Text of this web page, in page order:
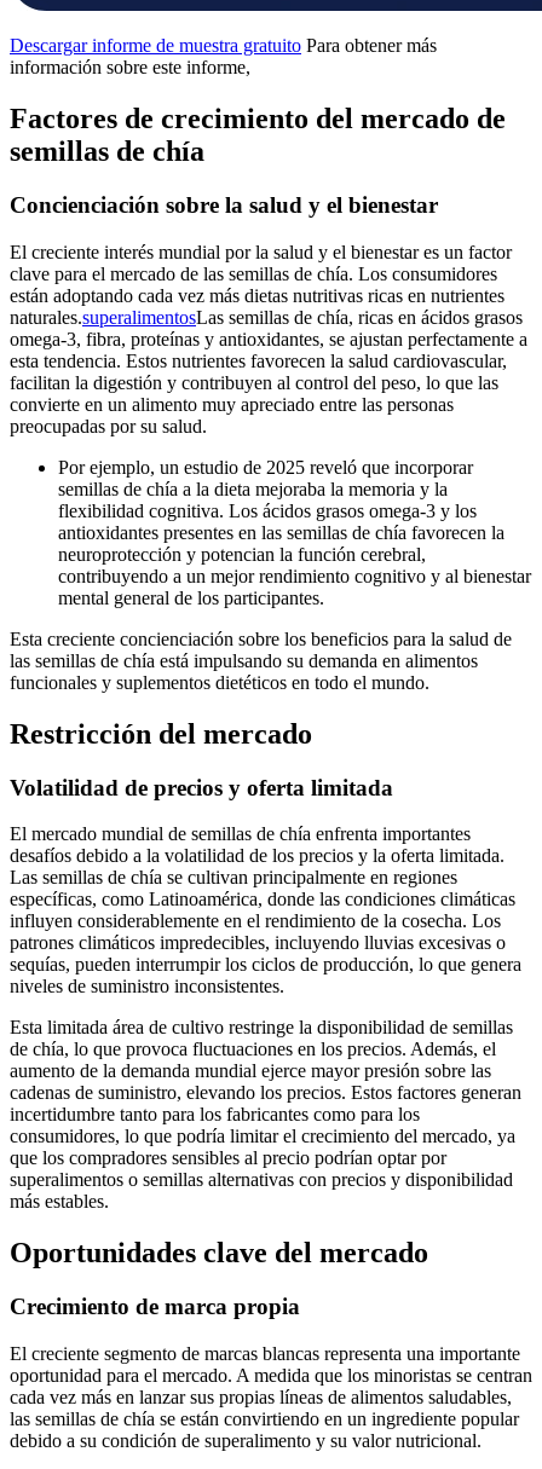
Descargar informe de muestra gratuito Para obtener más
información sobre este informe,
Factores de crecimiento del mercado de
semillas de chía
Concienciación sobre la salud y el bienestar
El creciente interés mundial por la salud y el bienestar es un factor
clave para el mercado de las semillas de chía. Los consumidores
están adoptando cada vez más dietas nutritivas ricas en nutrientes
naturales.superalimentosLas semillas de chía, ricas en ácidos grasos
omega-3, fibra, proteínas y antioxidantes, se ajustan perfectamente a
esta tendencia. Estos nutrientes favorecen la salud cardiovascular,
facilitan la digestión y contribuyen al control del peso, lo que las
convierte en un alimento muy apreciado entre las personas
preocupadas por su salud.
Por ejemplo, un estudio de 2025 reveló que incorporar
semillas de chía a la dieta mejoraba la memoria y la
flexibilidad cognitiva. Los ácidos grasos omega-3 y los
antioxidantes presentes en las semillas de chía favorecen la
neuroprotección y potencian la función cerebral,
contribuyendo a un mejor rendimiento cognitivo y al bienestar
mental general de los participantes.
Esta creciente concienciación sobre los beneficios para la salud de
las semillas de chía está impulsando su demanda en alimentos
funcionales y suplementos dietéticos en todo el mundo.
Restricción del mercado
Volatilidad de precios y oferta limitada
El mercado mundial de semillas de chía enfrenta importantes
desafíos debido a la volatilidad de los precios y la oferta limitada.
Las semillas de chía se cultivan principalmente en regiones
específicas, como Latinoamérica, donde las condiciones climáticas
influyen considerablemente en el rendimiento de la cosecha. Los
patrones climáticos impredecibles, incluyendo lluvias excesivas o
sequías, pueden interrumpir los ciclos de producción, lo que genera
niveles de suministro inconsistentes.
Esta limitada área de cultivo restringe la disponibilidad de semillas
de chía, lo que provoca fluctuaciones en los precios. Además, el
aumento de la demanda mundial ejerce mayor presión sobre las
cadenas de suministro, elevando los precios. Estos factores generan
incertidumbre tanto para los fabricantes como para los
consumidores, lo que podría limitar el crecimiento del mercado, ya
que los compradores sensibles al precio podrían optar por
superalimentos o semillas alternativas con precios y disponibilidad
más estables.
Oportunidades clave del mercado
Crecimiento de marca propia
El creciente segmento de marcas blancas representa una importante
oportunidad para el mercado. A medida que los minoristas se centran
cada vez más en lanzar sus propias líneas de alimentos saludables,
las semillas de chía se están convirtiendo en un ingrediente popular
debido a su condición de superalimento y su valor nutricional.